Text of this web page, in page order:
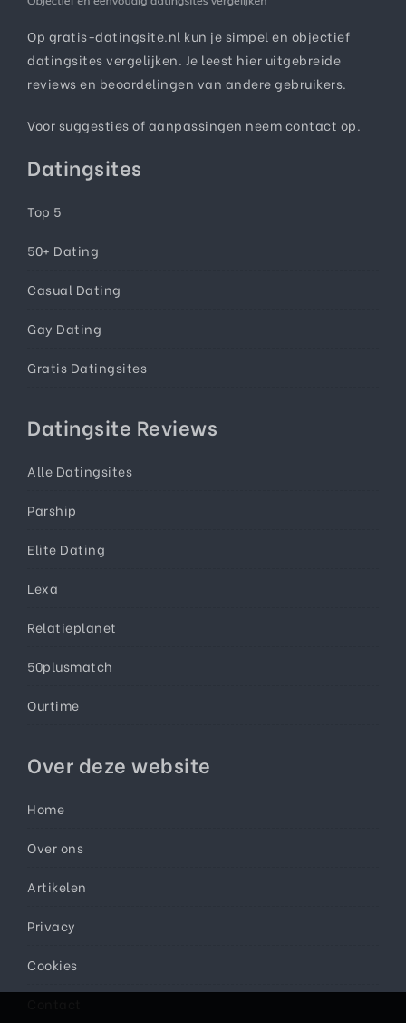
Op gratis-datingsite.nl kun je simpel en objectief
datingsites vergelijken. Je leest hier uitgebreide
reviews en beoordelingen van andere gebruikers.
Voor suggesties of aanpassingen neemcontact op.
Datingsites
Top 5
50+ Dating
Casual Dating
Gay Dating
Gratis Datingsites
Datingsite Reviews
Alle Datingsites
Parship
Elite Dating
Lexa
Relatieplanet
50plusmatch
Ourtime
Over deze website
Home
Over ons
Artikelen
Privacy
Cookies